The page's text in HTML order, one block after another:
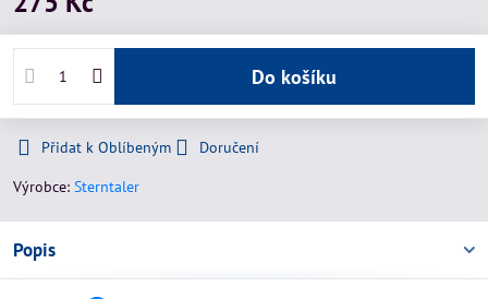
Do košíku
Přidat k Oblíbeným
Doručení
Výrobce: Sterntaler
Popis